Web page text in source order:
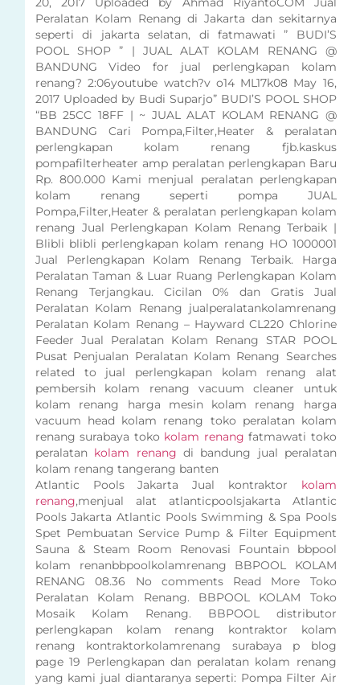
Peralatan Kolam Renang di Jakarta dan sekitarnya
seperti di jakarta selatan, di fatmawati ” BUDI’S
POOL SHOP ” | JUAL ALAT KOLAM RENANG @
BANDUNG Video for jual perlengkapan kolam
renang? 2:06youtube watch?v o14 ML17k08 May 16,
2017 Uploaded by Budi Suparjo” BUDI’S POOL SHOP
“BB 25CC 18FF | ~ JUAL ALAT KOLAM RENANG @
BANDUNG Cari Pompa,Filter,Heater & peralatan
perlengkapan kolam renang fjb.kaskus
pompafilterheater amp peralatan perlengkapan Baru
Rp. 800.000 Kami menjual peralatan perlengkapan
kolam renang seperti pompa JUAL
Pompa,Filter,Heater & peralatan perlengkapan kolam
renang Jual Perlengkapan Kolam Renang Terbaik |
Blibli blibli perlengkapan kolam renang HO 1000001
Jual Perlengkapan Kolam Renang Terbaik. Harga
Peralatan Taman & Luar Ruang Perlengkapan Kolam
Renang Terjangkau. Cicilan 0% dan Gratis Jual
Peralatan Kolam Renang jualperalatankolamrenang
Peralatan Kolam Renang – Hayward CL220 Chlorine
Feeder Jual Peralatan Kolam Renang STAR POOL
Pusat Penjualan Peralatan Kolam Renang Searches
related to jual perlengkapan kolam renang alat
pembersih kolam renang vacuum cleaner untuk
kolam renang harga mesin kolam renang harga
vacuum head kolam renang toko peralatan kolam
renang surabaya toko kolam renang fatmawati toko
peralatan kolam renang di bandung jual peralatan
kolam renang tangerang banten
Atlantic Pools Jakarta Jual kontraktor kolam
renang,menjual alat atlanticpoolsjakarta Atlantic
Pools Jakarta Atlantic Pools Swimming & Spa Pools
Spet Pembuatan Service Pump & Filter Equipment
Sauna & Steam Room Renovasi Fountain bbpool
kolam renanbbpoolkolamrenang BBPOOL KOLAM
RENANG 08.36 No comments Read More Toko
Peralatan Kolam Renang. BBPOOL KOLAM Toko
Mosaik Kolam Renang. BBPOOL distributor
perlengkapan kolam renang kontraktor kolam
renang kontraktorkolamrenang surabaya p blog
page 19 Perlengkapan dan peralatan kolam renang
yang kami jual diantaranya seperti: Pompa Filter Air